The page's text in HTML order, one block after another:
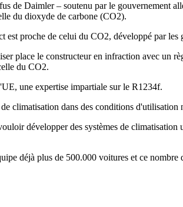
de Daimler – soutenu par le gouvernement
du dioxyde de carbone (CO2).
proche de celui du CO2, développé par
place le constructeur en infraction avec un
du CO2.
une expertise impartiale sur le R1234f.
climatisation dans des conditions
développer des systèmes de
déjà plus de 500.000 voitures et ce